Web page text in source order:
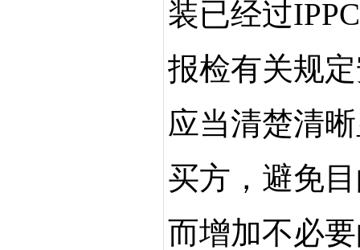
装已经过
报检有关规
应当清楚清
买方，避免
而增加不必